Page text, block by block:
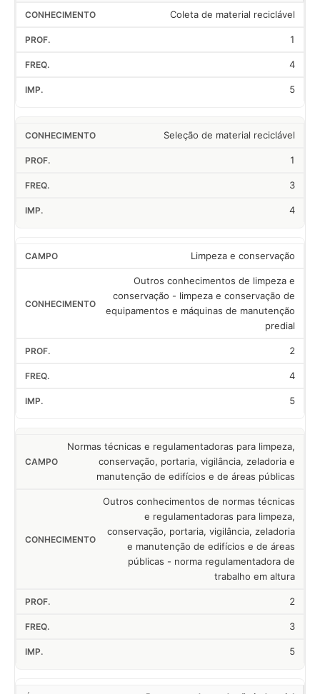
Coleta de material reciclável
1
4
5
Seleção de material reciclável
1
3
4
Limpeza e conservação
Outros conhecimentos de limpeza e
conservação - limpeza e conservação de
equipamentos e máquinas de manutenção
predial
2
4
5
Normas técnicas e regulamentadoras para limpeza,
conservação, portaria, vigilância, zeladoria e
manutenção de edifícios e de áreas públicas
Outros conhecimentos de normas técnicas
e regulamentadoras para limpeza,
conservação, portaria, vigilância, zeladoria
e manutenção de edifícios e de áreas
públicas - norma regulamentadora de
trabalho em altura
2
3
5